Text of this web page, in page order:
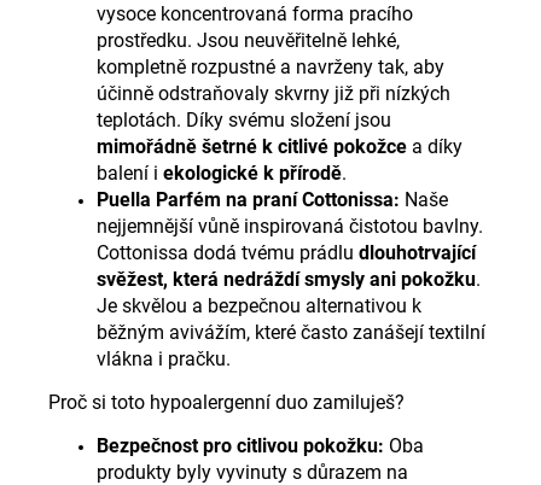
vysoce koncentrovaná forma pracího
prostředku. Jsou neuvěřitelně lehké,
kompletně rozpustné a navrženy tak, aby
účinně odstraňovaly skvrny již při nízkých
teplotách. Díky svému složení jsou
mimořádně šetrné k citlivé pokožce a díky
balení i ekologické k přírodě.
Puella Parfém na praní Cottonissa: Naše
nejjemnější vůně inspirovaná čistotou bavlny.
Cottonissa dodá tvému prádlu dlouhotrvající
svěžest, která nedráždí smysly ani pokožku.
Je skvělou a bezpečnou alternativou k
běžným avivážím, které často zanášejí textilní
vlákna i pračku.
Proč si toto hypoalergenní duo zamiluješ?
Bezpečnost pro citlivou pokožku: Oba
produkty byly vyvinuty s důrazem na